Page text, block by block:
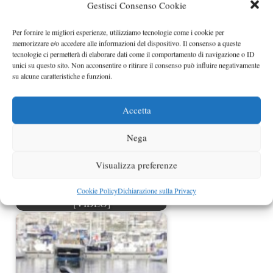
Gestisci Consenso Cookie
Per fornire le migliori esperienze, utilizziamo tecnologie come i cookie per
memorizzare e/o accedere alle informazioni del dispositivo. Il consenso a queste
tecnologie ci permetterà di elaborare dati come il comportamento di navigazione o ID
unici su questo sito. Non acconsentire o ritirare il consenso può influire negativamente
su alcune caratteristiche e funzioni.
Accetta
Nega
Visualizza preferenze
Cookie PolicyDichiarazione sulla Privacy
Red Bull X-Fighters 2009 a Città del
Messico, domina…
Julien Dupont - Urban Free Style
[VIDEO]